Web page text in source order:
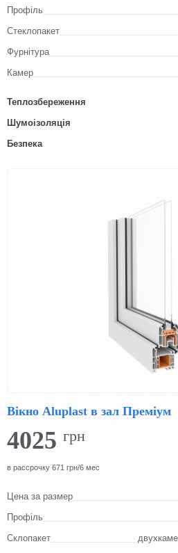
Профіль
Стеклопакет
Фурнітура
Камер
Теплозбереження
Шумоізоляція
Безпека
Вікно Aluplast в зал Преміум
4025 грн
в рассрочку 671 грн/6 мес
Цена за размер
Профіль
Склопакет